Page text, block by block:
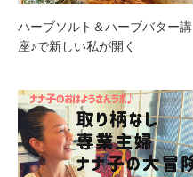
ハーブソルト＆ハーブバター講
座♪で新しい私が開く